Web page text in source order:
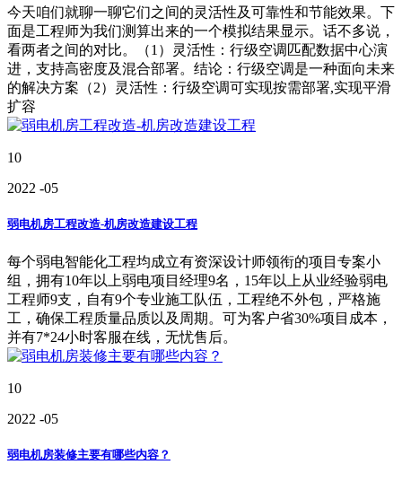
今天咱们就聊一聊它们之间的灵活性及可靠性和节能效果。下
面是工程师为我们测算出来的一个模拟结果显示。话不多说，
看两者之间的对比。（1）灵活性：行级空调匹配数据中心演
进，支持高密度及混合部署。结论：行级空调是一种面向未来
的解决方案（2）灵活性：行级空调可实现按需部署,实现平滑
扩容
10
2022 -05
弱电机房工程改造-机房改造建设工程
每个弱电智能化工程均成立有资深设计师领衔的项目专案小
组，拥有10年以上弱电项目经理9名，15年以上从业经验弱电
工程师9支，自有9个专业施工队伍，工程绝不外包，严格施
工，确保工程质量品质以及周期。可为客户省30%项目成本，
并有7*24小时客服在线，无忧售后。
10
2022 -05
弱电机房装修主要有哪些内容？